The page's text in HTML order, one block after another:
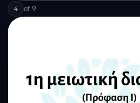
4 of 9